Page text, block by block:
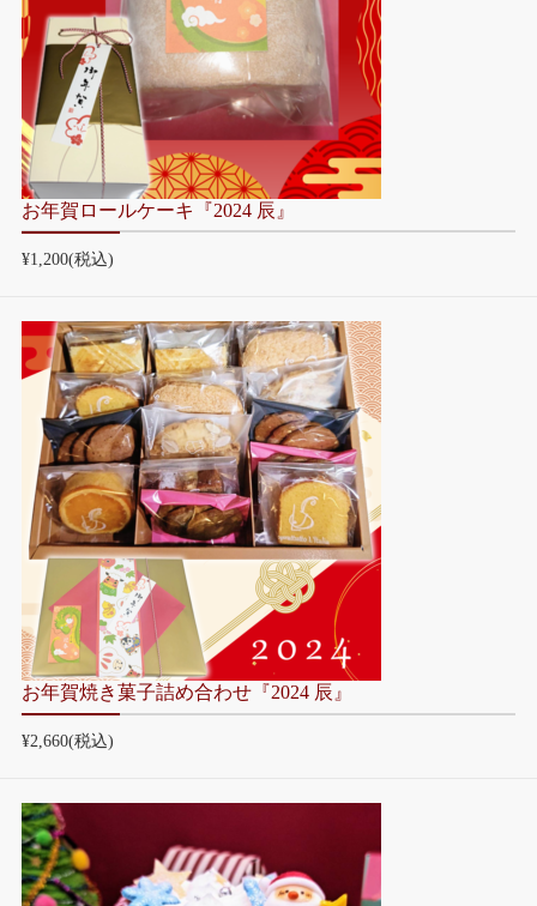
お年賀ロールケーキ『2024 辰』
¥1,200(税込)
お年賀焼き菓子詰め合わせ『2024 辰』
¥2,660(税込)